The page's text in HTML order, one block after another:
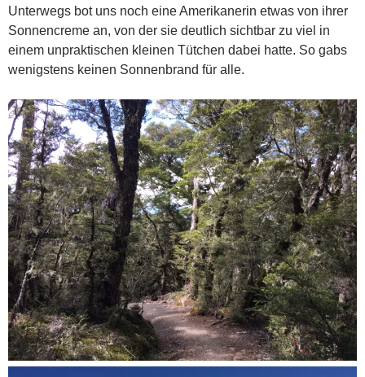
Unterwegs bot uns noch eine Amerikanerin etwas von ihrer
Sonnencreme an, von der sie deutlich sichtbar zu viel in
einem unpraktischen kleinen Tütchen dabei hatte. So gabs
wenigstens keinen Sonnenbrand für alle.